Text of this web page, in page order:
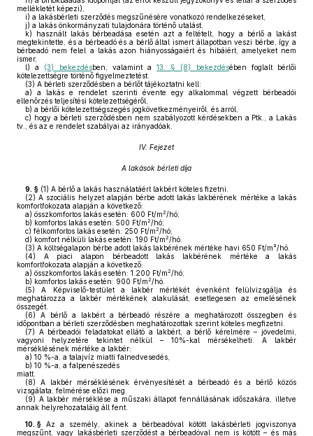
mellékletét képezi),
i) a lakásbérleti szerződés megszűnésére vonatkozó rendelkezéseket,
j) a lakás önkormányzati tulajdonára történő utalást,
k) használt lakás bérbeadása esetén azt a feltételt, hogy a bérlő a lakást
megtekintette, és a bérbeadó és a bérlő által ismert állapotban veszi bérbe, így a
bérbeadó nem felel a lakás azon hiányosságaiért és hibáiért, amelyeket nem
ismer,
l) a (3) bekezdésben, valamint a13. § (8) bekezdésében foglalt bérlői
kötelezettségre történő figyelmeztetést.
(3) A bérleti szerződésben a bérlőt tájékoztatni kell:
a) a lakás e rendelet szerinti évente egy alkalommal végzett bérbeadói
ellenőrzés teljesítési kötelezettségéről,
b) a bérlői kötelezettségszegés jogkövetkezményeiről, és arról,
c) hogy a bérleti szerződésben nem szabályozott kérdésekben a Ptk., a Lakás
tv., és az e rendelet szabályai az irányadóak.
IV. Fejezet
A lakások bérleti díja
9. § (1) A bérlő a lakás használatáért lakbért köteles fizetni.
(2) A szociális helyzet alapján bérbe adott lakás lakbérének mértéke a lakás
komfortfokozata alapján a következő:
a) összkomfortos lakás esetén: 600 Ft/m2/hó;
b) komfortos lakás esetén: 500 Ft/m2/hó;
c) félkomfortos lakás esetén: 250 Ft/m2/hó;
d) komfort nélküli lakás esetén: 190 Ft/m2/hó.
(3) A költségalapon bérbe adott lakás lakbérének mértéke havi 650 Ft/m²/hó.
(4) A piaci alapon bérbeadott lakás lakbérének mértéke a lakás
komfortfokozata alapján a következő:
a) összkomfortos lakás esetén: 1.200 Ft/m2/hó;
b) komfortos lakás esetén: 900 Ft/m2/hó.
(5) A Képviselő-testület a lakbér mértékét évenként felülvizsgálja és
meghatározza a lakbér mértékének alakulását, esetlegesen az emelésének
összegét.
(6) A bérlő a lakbért a bérbeadó részére a meghatározott összegben és
időpontban a bérleti szerződésben meghatározottak szerint köteles megfizetni.
(7) A bérbeadói feladatokat ellátó a lakbért, a bérlő kérelmére – jövedelmi,
vagyoni helyzetére tekintet nélkül – 10%-kal mérsékelheti. A lakbér
mérséklésének mértéke a lakbér:
a) 10 %-a, a talajvíz miatti falnedvesedés,
b) 10 %-a, a falpenészedés
miatt.
(8) A lakbér mérséklésének érvényesítését a bérbeadó és a bérlő közös
vizsgálata, felmérése előzi meg.
(9) A lakbér mérséklése a műszaki állapot fennállásának időszakára, illetve
annak helyrehozataláig áll fent.
10. § Az a személy, akinek a bérbeadóval kötött lakásbérleti jogviszonya
megszűnt, vagy lakásbérleti szerződést a bérbeadóval nem is kötött – és más